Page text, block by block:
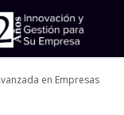
en Empresas